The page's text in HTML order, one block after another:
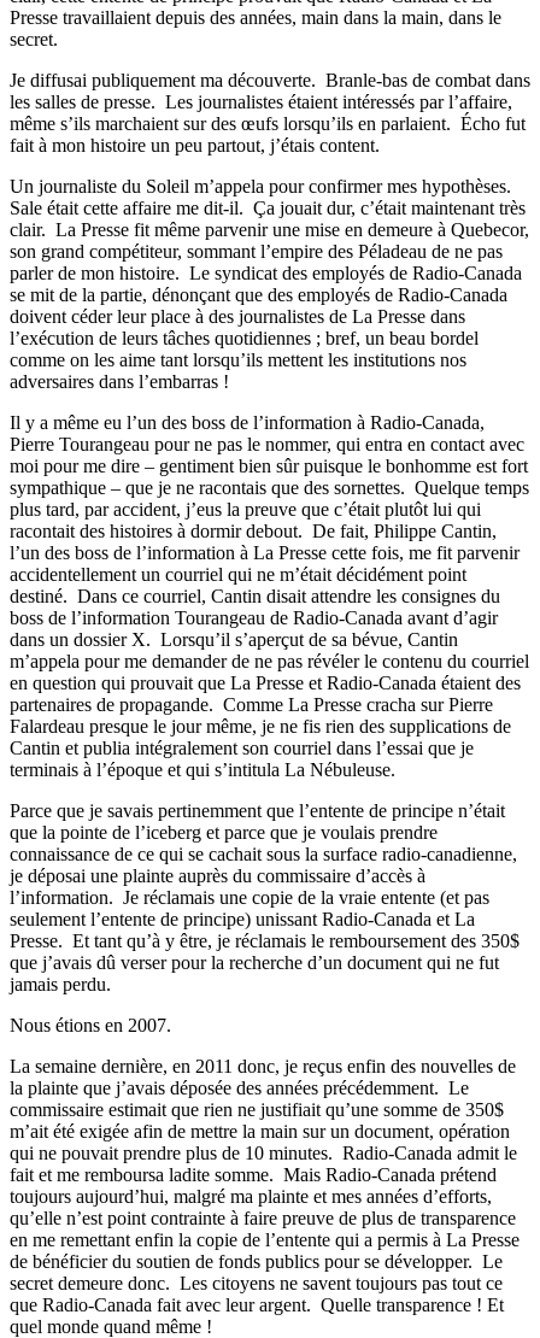
Presse travaillaient depuis des années, main dans la main, dans le
secret.
Je diffusai publiquement ma découverte. Branle-bas de combat dans
les salles de presse. Les journalistes étaient intéressés par l’affaire,
même s’ils marchaient sur des œufs lorsqu’ils en parlaient. Écho fut
fait à mon histoire un peu partout, j’étais content.
Un journaliste du Soleil m’appela pour confirmer mes hypothèses.
Sale était cette affaire me dit-il. Ça jouait dur, c’était maintenant très
clair. La Presse fit même parvenir une mise en demeure à Quebecor,
son grand compétiteur, sommant l’empire des Péladeau de ne pas
parler de mon histoire. Le syndicat des employés de Radio-Canada
se mit de la partie, dénonçant que des employés de Radio-Canada
doivent céder leur place à des journalistes de La Presse dans
l’exécution de leurs tâches quotidiennes ; bref, un beau bordel
comme on les aime tant lorsqu’ils mettent les institutions nos
adversaires dans l’embarras !
Il y a même eu l’un des boss de l’information à Radio-Canada,
Pierre Tourangeau pour ne pas le nommer, qui entra en contact avec
moi pour me dire – gentiment bien sûr puisque le bonhomme est fort
sympathique – que je ne racontais que des sornettes. Quelque temps
plus tard, par accident, j’eus la preuve que c’était plutôt lui qui
racontait des histoires à dormir debout. De fait, Philippe Cantin,
l’un des boss de l’information à La Presse cette fois, me fit parvenir
accidentellement un courriel qui ne m’était décidément point
destiné. Dans ce courriel, Cantin disait attendre les consignes du
boss de l’information Tourangeau de Radio-Canada avant d’agir
dans un dossier X. Lorsqu’il s’aperçut de sa bévue, Cantin
m’appela pour me demander de ne pas révéler le contenu du courriel
en question qui prouvait que La Presse et Radio-Canada étaient des
partenaires de propagande. Comme La Presse cracha sur Pierre
Falardeau presque le jour même, je ne fis rien des supplications de
Cantin et publia intégralement son courriel dans l’essai que je
terminais à l’époque et qui s’intitula La Nébuleuse.
Parce que je savais pertinemment que l’entente de principe n’était
que la pointe de l’iceberg et parce que je voulais prendre
connaissance de ce qui se cachait sous la surface radio-canadienne,
je déposai une plainte auprès du commissaire d’accès à
l’information. Je réclamais une copie de la vraie entente (et pas
seulement l’entente de principe) unissant Radio-Canada et La
Presse. Et tant qu’à y être, je réclamais le remboursement des 350$
que j’avais dû verser pour la recherche d’un document qui ne fut
jamais perdu.
Nous étions en 2007.
La semaine dernière, en 2011 donc, je reçus enfin des nouvelles de
la plainte que j’avais déposée des années précédemment. Le
commissaire estimait que rien ne justifiait qu’une somme de 350$
m’ait été exigée afin de mettre la main sur un document, opération
qui ne pouvait prendre plus de 10 minutes. Radio-Canada admit le
fait et me remboursa ladite somme. Mais Radio-Canada prétend
toujours aujourd’hui, malgré ma plainte et mes années d’efforts,
qu’elle n’est point contrainte à faire preuve de plus de transparence
en me remettant enfin la copie de l’entente qui a permis à La Presse
de bénéficier du soutien de fonds publics pour se développer. Le
secret demeure donc. Les citoyens ne savent toujours pas tout ce
que Radio-Canada fait avec leur argent. Quelle transparence ! Et
quel monde quand même !